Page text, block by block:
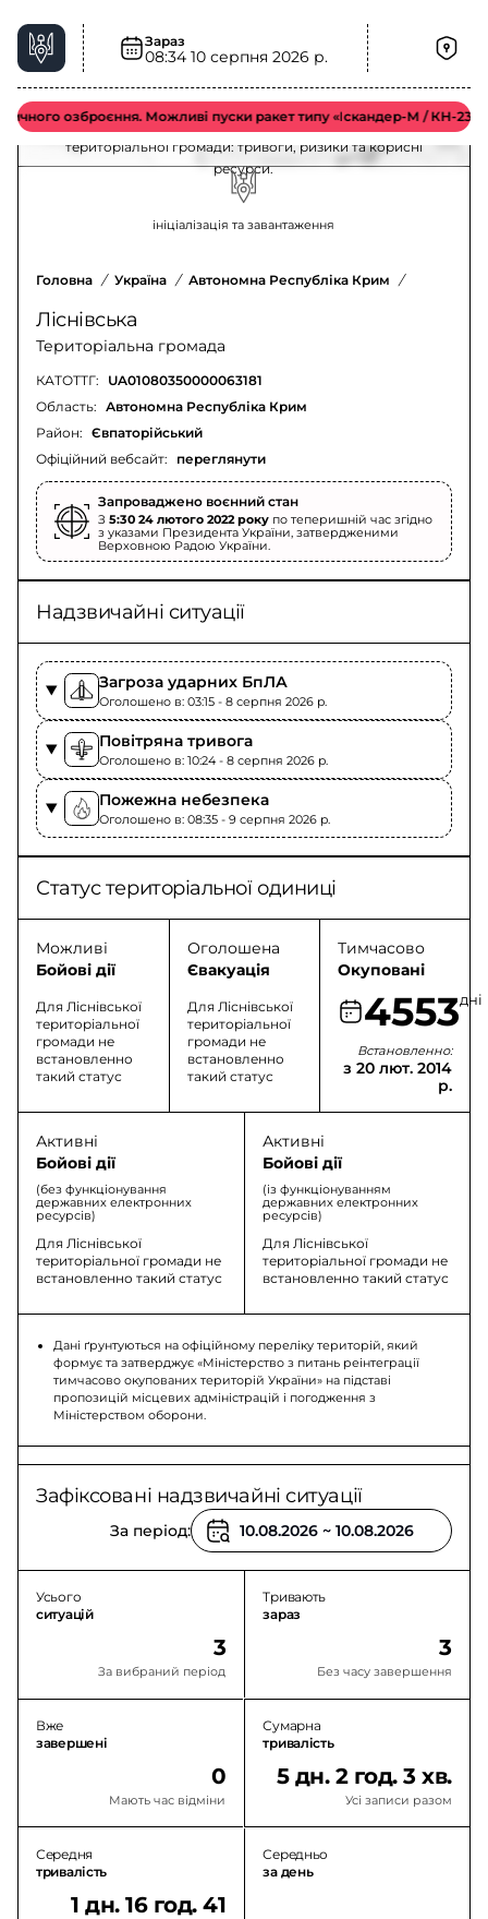
Зараз
08:34 10 серпня 2026 р.
озброєння. Можливі пуски ракет типу «Іскандер-М / КН-23 / С-
Ліснівська територіальна громада – ситуація
та безпека
Актуальна інформація для мешканців Ліснівської
територіальної громади: тривоги, ризики та корисні
ресурси.
ініціалізація та завантаження
Головна / Україна / Автономна Республіка Крим /
Ліснівська
Територіальна громада
КАТОТТГ: UA01080350000063181
Офіційний вебсайт: переглянути
Область: Автономна Республіка Крим
Район: Євпаторійський
Запроваджено воєнний стан
З 5:30 24 лютого 2022 року по теперишній час згідно
з указами Президента України, затвердженими
Верховною Радою України.
Надзвичайні ситуації
Загроза ударних БпЛА
Оголошено в: 03:15 - 8 серпня 2026 p.
Повітряна тривога
Оголошено в: 10:24 - 8 серпня 2026 p.
Пожежна небезпека
Оголошено в: 08:35 - 9 серпня 2026 p.
Статус територіальної одиниці
Можливі
Бойові дії
Для Ліснівської
територіальної
громади не
встановленно
такий статус
Оголошена
Євакуація
Для Ліснівської
територіальної
громади не
встановленно
такий статус
Тимчасово
Окуповані
4553дні
Встановленно:
з 20 лют. 2014
р.
Активні
Бойові дії
(без функціонування
державних електронних
ресурсів)
Для Ліснівської
територіальної громади не
встановленно такий статус
Активні
Бойові дії
(із функціонуванням
державних електронних
ресурсів)
Для Ліснівської
територіальної громади не
встановленно такий статус
Дані ґрунтуються на офіційному переліку територій, який
формує та затверджує «Міністерство з питань реінтеграції
тимчасово окупованих територій України» на підставі
пропозицій місцевих адміністрацій і погодження з
Міністерством оборони.
Зафіксовані надзвичайні ситуації
За період:
Усього
ситуацій
3
За вибраний період
Тривають
зараз
3
Без часу завершення
Вже
завершені
0
Мають час відміни
Сумарна
тривалість
5 дн. 2 год. 3 хв.
Усі записи разом
Середня
тривалість
1 дн. 16 год. 41
Середньо
за день